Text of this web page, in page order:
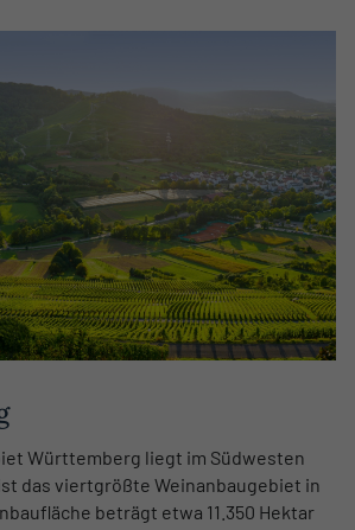
Württemberg liegt im Südwesten
das viertgrößte Weinanbaugebiet in
beträgt etwa 11.350 Hektar